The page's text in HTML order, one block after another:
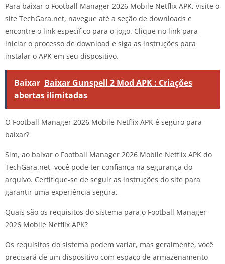
Para baixar o Football Manager 2026 Mobile Netflix APK, visite o
site TechGara.net, navegue até a seção de downloads e
encontre o link específico para o jogo. Clique no link para
iniciar o processo de download e siga as instruções para
instalar o APK em seu dispositivo.
Baixar Baixar Gunspell 2 Mod APK : Criações
abertas ilimitadas
O Football Manager 2026 Mobile Netflix APK é seguro para
baixar?
Sim, ao baixar o Football Manager 2026 Mobile Netflix APK do
TechGara.net, você pode ter confiança na segurança do
arquivo. Certifique-se de seguir as instruções do site para
garantir uma experiência segura.
Quais são os requisitos do sistema para o Football Manager
2026 Mobile Netflix APK?
Os requisitos do sistema podem variar, mas geralmente, você
precisará de um dispositivo com espaço de armazenamento